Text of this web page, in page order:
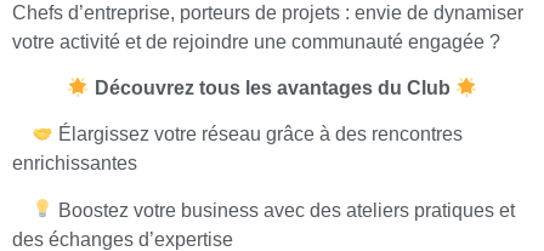
Chefs d’entreprise, porteurs de projets : envie de dynamiser
votre activité et de rejoindre une communauté engagée ?
Découvrez tous les avantages du Club
Élargissez votre réseau grâce à des rencontres
enrichissantes
Boostez votre business avec des ateliers pratiques et
des échanges d’expertise